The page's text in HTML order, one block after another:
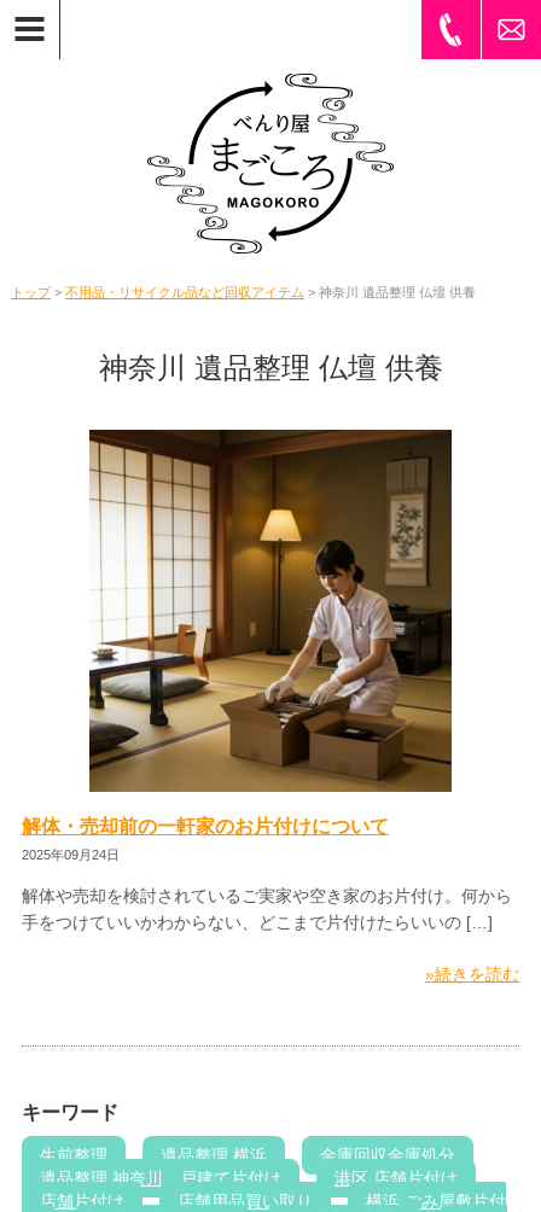
トップ> 不用品・リサイクル品など回収アイテム > 神奈川 遺品整理 仏壇 供養
神奈川 遺品整理 仏壇 供養
解体・売却前の一軒家のお片付けについて
2025年09月24日
解体や売却を検討されているご実家や空き家のお片付け。何から
手をつけていいかわからない、どこまで片付けたらいいの […]
»続きを読む
キーワード
生前整理 遺品整理 横浜
金庫回収金庫処分
遺品整理 神奈川，戸建て片付け
港区 店舗片付け
店舗片付け
店舗用品買い取り
横浜 ごみ屋敷片付